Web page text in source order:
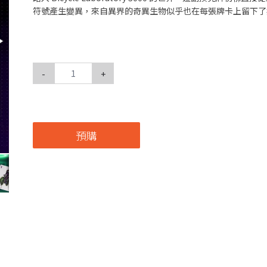
符號產生變異，來自異界的奇異生物似乎也在每張牌卡上留下
- +
預購